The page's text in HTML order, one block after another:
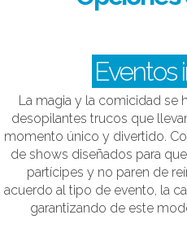
Eventos
La magia y la comicidad se
desopilantes trucos que
momento único y divertido.
de shows diseñados para
partícipes y no paren de
acuerdo al tipo de evento, la